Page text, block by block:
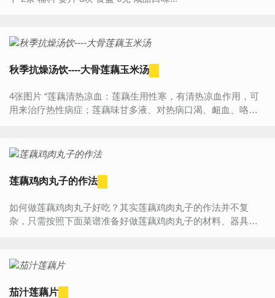
秋季抗燥汤饮----大骨莲藕玉米汤
4张图片 “莲藕清热凉血：莲藕生用性寒，有清热凉血作用，可
用来治疗热性病症；莲藕味甘多液、对热病口渴、衄血、咯
莲藕鸡肉丸子的作法
如何做莲藕鸡肉丸子好吃？其实莲藕鸡肉丸子的作法并不复
杂，只需按照下面菜谱准备好做莲藕鸡肉丸子的材料、器具，
茄汁莲藕片